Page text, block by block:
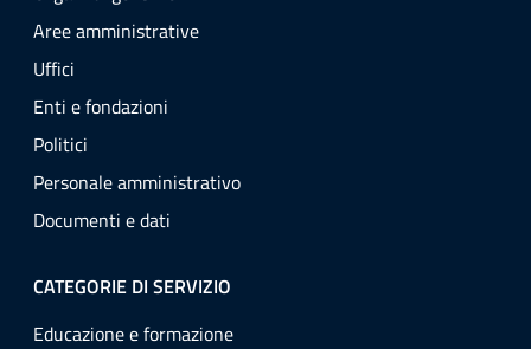
Aree amministrative
Uffici
Enti e fondazioni
Politici
Personale amministrativo
Documenti e dati
CATEGORIE DI SERVIZIO
Educazione e formazione